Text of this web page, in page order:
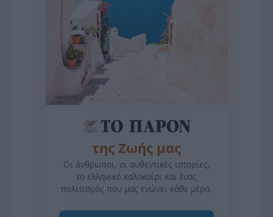
της Ζωής μας
Οι άνθρωποι, οι αυθεντικές ιστορίες,
το ελληνικό καλοκαίρι και ένας
πολιτισμός που μας ενώνει κάθε μέρα.